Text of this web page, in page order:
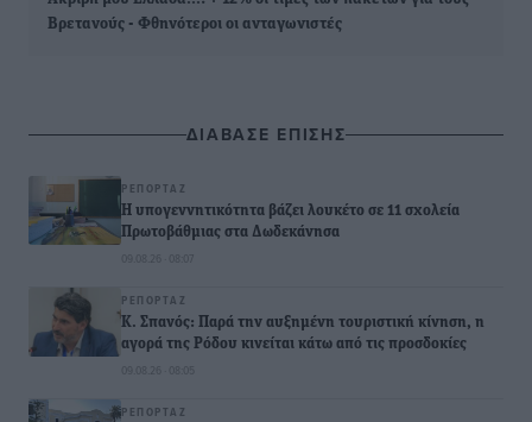
Βρετανούς - Φθηνότεροι οι ανταγωνιστές
ΔΙΑΒΑΣΕ ΕΠΙΣΗΣ
ΡΕΠΟΡΤΆΖ
Η υπογεννητικότητα βάζει λουκέτο σε 11 σχολεία
Πρωτοβάθμιας στα Δωδεκάνησα
09.08.26 · 08:07
ΡΕΠΟΡΤΆΖ
Κ. Σπανός: Παρά την αυξημένη τουριστική κίνηση, η
αγορά της Ρόδου κινείται κάτω από τις προσδοκίες
09.08.26 · 08:05
ΡΕΠΟΡΤΆΖ